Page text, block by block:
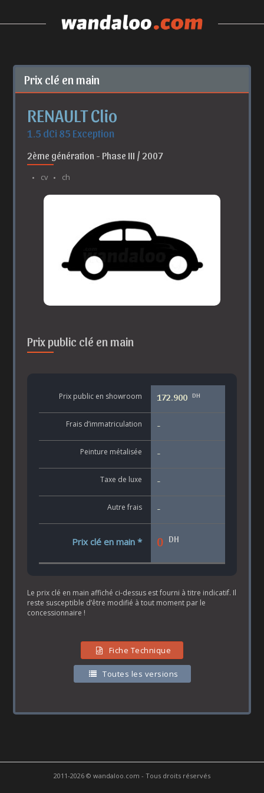
Prix clé en main
RENAULT Clio
1.5 dCi 85 Exception
2ème génération - Phase III / 2007
cv ch
Prix public clé en main
Prix public en showroom 172.900 DH
Frais d’immatriculation -
Peinture métalisée -
Taxe de luxe -
Autre frais -
Prix clé en main * 0 DH
Le prix clé en main affiché ci-dessus est fourni à titre indicatif. Il
reste susceptible d’être modifié à tout moment par le
concessionnaire !
Fiche Technique
Toutes les versions
2011-2026 © wandaloo.com - Tous droits réservés